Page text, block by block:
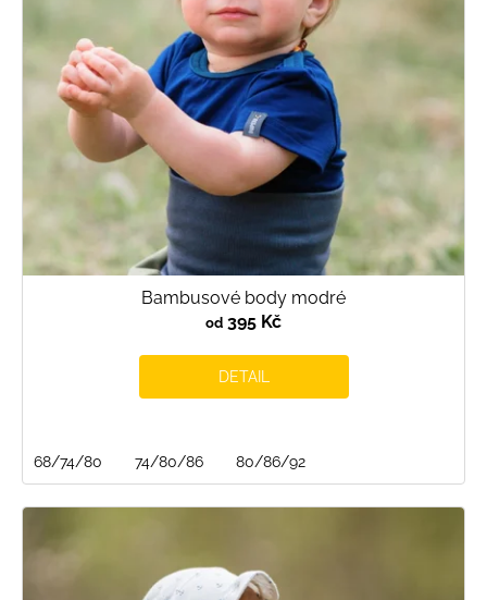
o
Bambusové body modré
od 395 Kč
DETAIL
68/74/80 74/80/86 80/86/92